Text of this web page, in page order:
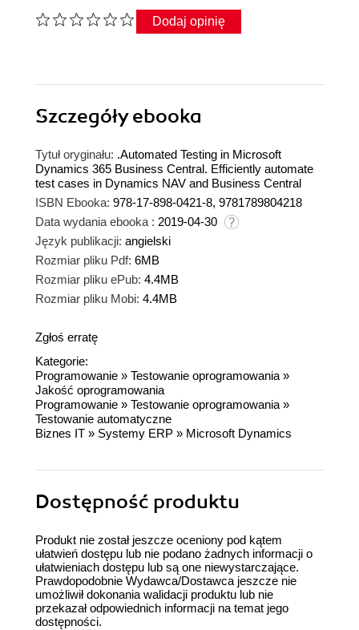
Dodaj opinię
Szczegółyebooka
Tytuł oryginału: .Automated Testing in Microsoft
Dynamics 365 Business Central. Efficiently automate
test cases in Dynamics NAV and Business Central
ISBN Ebooka: 978-17-898-0421-8, 9781789804218
Data wydania ebooka : 2019-04-30
Język publikacji: angielski
Rozmiar pliku Pdf: 6MB
Rozmiar pliku ePub: 4.4MB
Rozmiar pliku Mobi: 4.4MB
Zgłoś erratę
Kategorie:
Programowanie » Testowanie oprogramowania »
Jakość oprogramowania
Programowanie » Testowanie oprogramowania »
Testowanie automatyczne
Biznes IT » Systemy ERP » Microsoft Dynamics
Dostępność produktu
Produkt nie został jeszcze oceniony pod kątem
ułatwień dostępu lub nie podano żadnych informacji o
ułatwieniach dostępu lub są one niewystarczające.
Prawdopodobnie Wydawca/Dostawca jeszcze nie
umożliwił dokonania walidacji produktu lub nie
przekazał odpowiednich informacji na temat jego
dostępności.